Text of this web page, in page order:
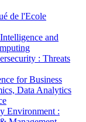
de l'Ecole
and
: Threats
for Business
Data Analytics
Environment :